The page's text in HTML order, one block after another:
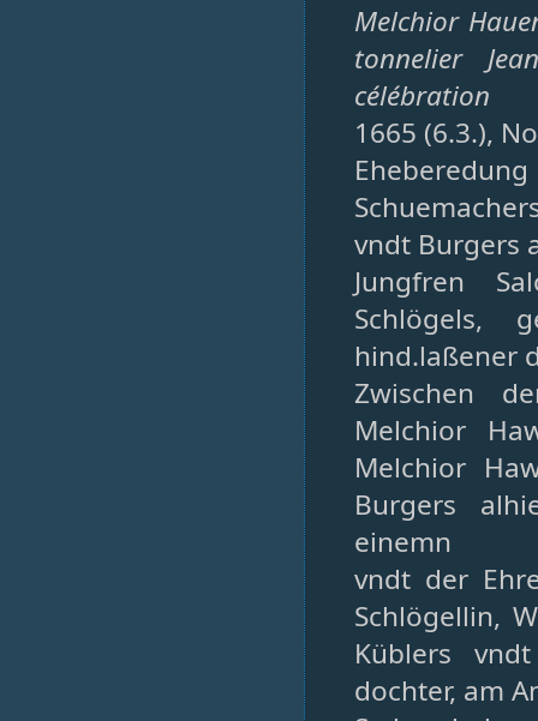
Melchior
tonnelier
célébration
1665 (6.3.),
vndt Burgers
Jungfren
Schlögels,
hind.laßener
Zwischen
Melchior
Melchior
Burgers
einemn
vndt der
Schlögellin,
Küblers
dochter, am